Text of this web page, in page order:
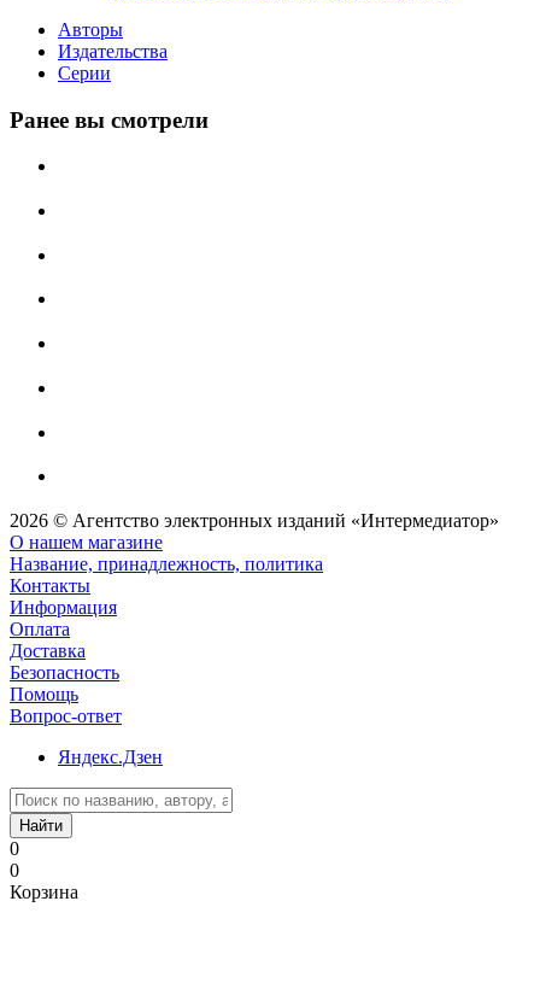
Авторы
Издательства
Серии
Ранее вы смотрели
2026 © Агентство электронных изданий «Интермедиатор»
О нашем магазине
Название, принадлежность, политика
Контакты
Информация
Оплата
Доставка
Безопасность
Помощь
Вопрос-ответ
Яндекс.Дзен
Найти
0
0
Корзина